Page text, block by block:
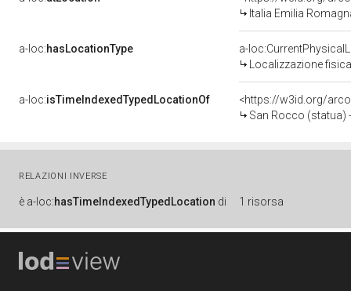
Italia Emilia
a-loc:hasLocationType
a-
Localizzazione
a-loc:isTimeIndexedTypedLocationOf
<https://w3id.org/
San Rocco (statua)
RELAZIONI INVERSE
è a-loc:hasTimeIndexedTypedLocation di 1 risorsa